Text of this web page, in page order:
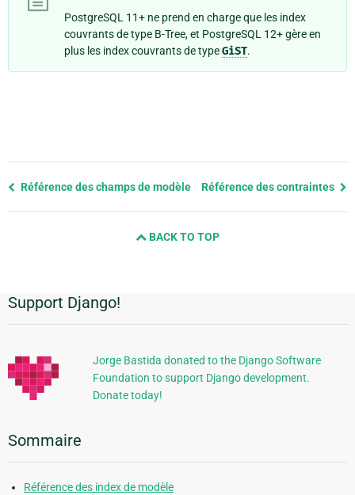
PostgreSQL 11+ ne prend en charge que les index
couvrants de type B-Tree, et PostgreSQL 12+ gère en
plus les index couvrants de typeGiST.
Previous
Référence des champs de modèle Référence des contraintes
BACK TO TOP
Informations
supplémentaires
Support Django!
Jorge Bastida donated to the Django Software
Foundation to support Django development.
Donate today!
Sommaire
Référence des index de modèle